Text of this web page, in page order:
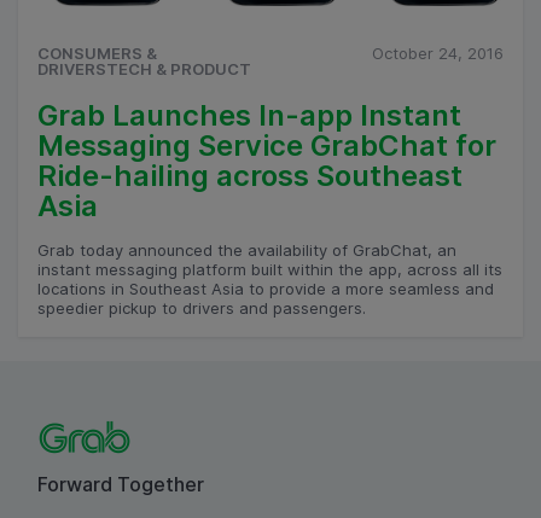
CONSUMERS &
DRIVERSTECH & PRODUCT
October 24, 2016
Grab Launches In-app Instant
Messaging Service GrabChat for
Ride-hailing across Southeast
Asia
Grab today announced the availability of GrabChat, an
instant messaging platform built within the app, across all its
locations in Southeast Asia to provide a more seamless and
speedier pickup to drivers and passengers.
Forward Together